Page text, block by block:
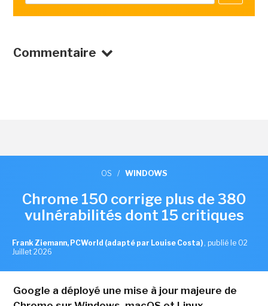
Commentaire
OS / WINDOWS
Chrome 150 corrige plus de 380
vulnérabilités dont 15 critiques
Frank Ziemann, PCWorld (adapté par Louise Costa) , publié le 02
Juillet 2026
Google a déployé une mise à jour majeure de